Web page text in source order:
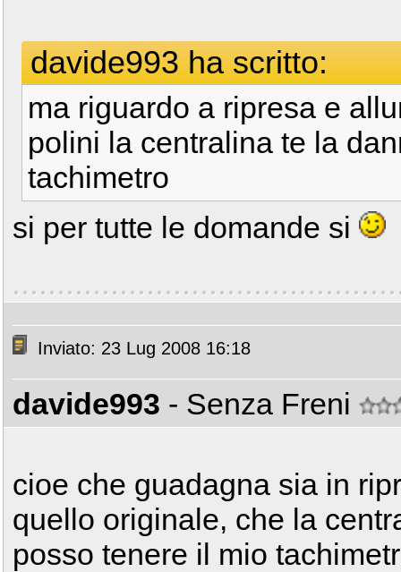
davide993 ha scritto:
ma riguardo a ripresa e
polini la centralina te la
tachimetro
si per tutte le domande si
Inviato: 23 Lug 2008 16:18
davide993 - Senza Freni
cioe che guadagna sia in
quello originale, che la
posso tenere il mio